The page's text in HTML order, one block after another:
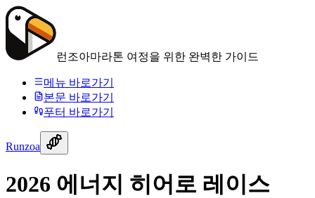
런조아마라톤 여정을 위한 완벽한 가이드
메뉴 바로가기
본문 바로가기
푸터 바로가기
Runzoa
2026 에너지 히어로 레이스